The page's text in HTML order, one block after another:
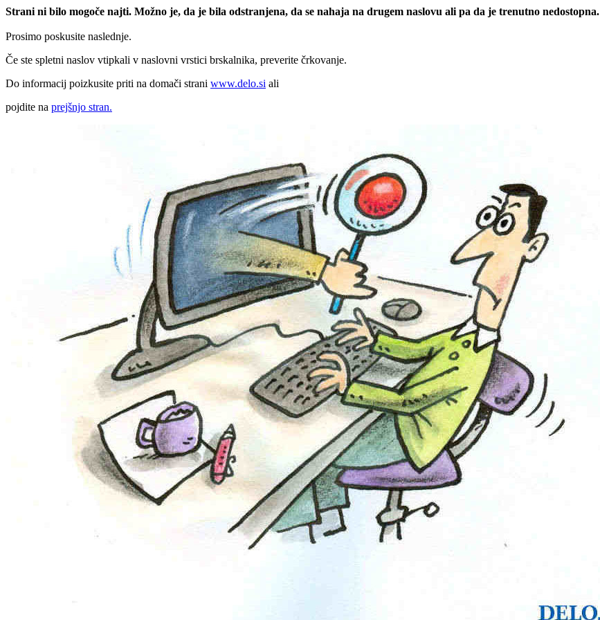
Strani ni bilo mogoče najti. Možno je, da je bila odstranjena, da se nahaja na drugem naslovu ali pa da je trenutno nedostopna.
Prosimo poskusite naslednje.
Če ste spletni naslov vtipkali v naslovni vrstici brskalnika, preverite črkovanje.
Do informacij poizkusite priti na domači strani www.delo.si ali
pojdite na prejšnjo stran.